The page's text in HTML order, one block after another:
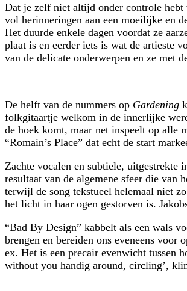
Dat je zelf niet altijd onder controle hebt
vol herinneringen aan een moeilijke en
Het duurde enkele dagen voordat ze
plaat is en eerder iets is wat de artieste
van de delicate onderwerpen en ze met
De helft van de nummers op Gardening
folkgitaartje welkom in de innerlijke
de hoek komt, maar net inspeelt op alle
“Romain’s Place” dat echt de start
Zachte vocalen en subtiele, uitgestrekte
resultaat van de algemene sfeer die
terwijl de song tekstueel helemaal niet
het licht in haar ogen gestorven is.
“Bad By Design” kabbelt als een wals
brengen en bereiden ons eveneens voor
ex. Het is een precair evenwicht tussen
without you handig around, circling’,